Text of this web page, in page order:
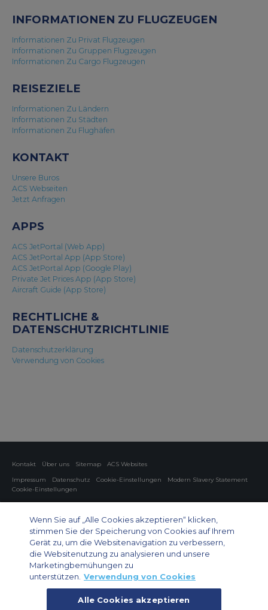
INFORMATIONEN ZU FLUGZEUGEN
Informationen Zu Privat Flugzeugen
Informationen Zu Gruppen Flugzeugen
Informationen Zu Cargo Flugzeugen
REISEZIELE
Informationen Zu Ländern
Informationen Zu Städten
Informationen Zu Flughäfen
KONTAKT
Unsere Buros
ACS Webseiten
Jetzt Anfragen
APPS
ACS JetPortal (Web App)
ACS JetPortal App (App Store)
ACS JetPortal App (Google Play)
Private Jet Prices App (App Store)
Aircraft Guide (App Store)
RECHTLICHE &
DATENSCHUTZRICHTLINIE
Datenschutzerklärung
Verwendung von Cookies
Kontakt Über uns Sitemap
ACS Websites
Impressum
Datenschutz Cookie-Einstellungen
Modern Slavery Statement
Cookie-Einstellungen
Charter von Privatflugzeugen
Gruppen-Charterflüge
Cargo Charter
Private Charter App
Wenn Sie auf „Alle Cookies akzeptieren“ klicken,
stimmen Sie der Speicherung von Cookies auf Ihrem
Gerät zu, um die Websitenavigation zu verbessern,
die Websitenutzung zu analysieren und unsere
Marketingbemühungen zu
unterstützen. Verwendung von Cookies
Alle Cookies akzeptieren